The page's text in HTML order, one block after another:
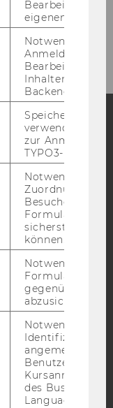
Blog
Bluesky
WEBSEITE
MEDIA
STUDIERENDE
Bearbeitung des
eigenen Profils.
Notwendig für
Anmeldung und
Bearbeitung von
Inhalten im
Backend.
Speichert die
verwendete
zur Anmeldung
TYPO3-Backend.
Notwendig, um
Zuordnung von
Besucher zu
sicherstellen zu
können.
Notwendig, um
gegenüber
abzusichern.
Notwendig zur
Identifizierung
angemeldeten
Benutzers im
des Business
Language